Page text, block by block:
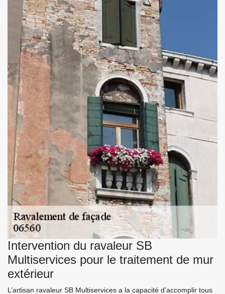
Intervention du ravaleur SB
Multiservices pour le traitement de mur
extérieur
L’artisan ravaleur SB Multiservices a la capacité d’accomplir tous